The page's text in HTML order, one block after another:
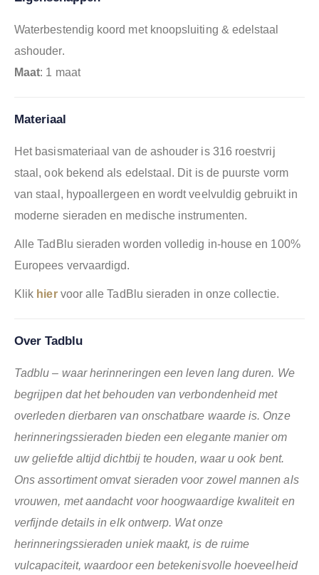
Waterbestendig koord met knoopsluiting & edelstaal
ashouder.
Maat: 1 maat
Materiaal
Het basismateriaal van de ashouder is 316 roestvrij
staal, ook bekend als edelstaal. Dit is de puurste vorm
van staal, hypoallergeen en wordt veelvuldig gebruikt in
moderne sieraden en medische instrumenten.
Alle TadBlu sieraden worden volledig in-house en 100%
Europees vervaardigd.
Klik hier voor alle TadBlu sieraden in onze collectie.
Over Tadblu
Tadblu – waar herinneringen een leven lang duren. We
begrijpen dat het behouden van verbondenheid met
overleden dierbaren van onschatbare waarde is. Onze
herinneringssieraden bieden een elegante manier om
uw geliefde altijd dichtbij te houden, waar u ook bent.
Ons assortiment omvat sieraden voor zowel mannen als
vrouwen, met aandacht voor hoogwaardige kwaliteit en
verfijnde details in elk ontwerp. Wat onze
herinneringssieraden uniek maakt, is de ruime
vulcapaciteit, waardoor een betekenisvolle hoeveelheid